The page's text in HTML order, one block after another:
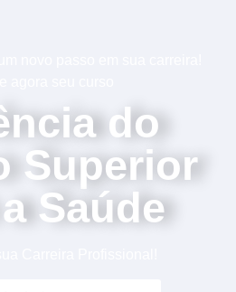
do
Superior
Saúde